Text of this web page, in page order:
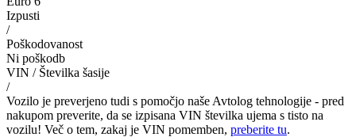
Izpusti
/
Poškodovanost
Ni poškodb
VIN / Številka šasije
/
Vozilo je preverjeno tudi s pomočjo naše Avtolog tehnologije - pred
nakupom preverite, da se izpisana VIN številka ujema s tisto na
vozilu! Več o tem, zakaj je VIN pomemben, preberite tu.